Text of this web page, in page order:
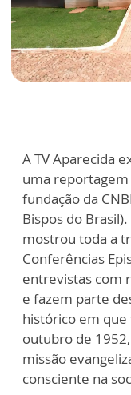
A TV Aparecida
uma reportagem
fundação da
Bispos do
mostrou toda a
Conferências
entrevistas com
e fazem parte
histórico em que
outubro de
missão
consciente na